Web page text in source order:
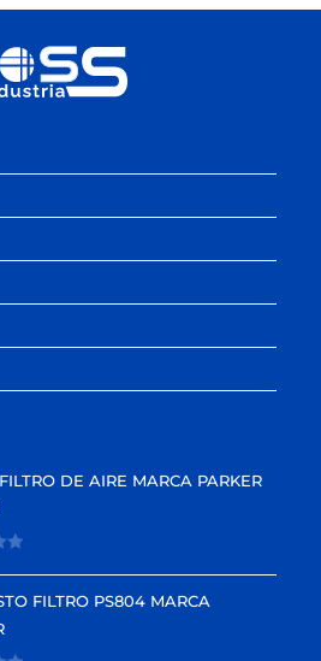
DE AIRE MARCA PARKER
FILTRO PS804 MARCA